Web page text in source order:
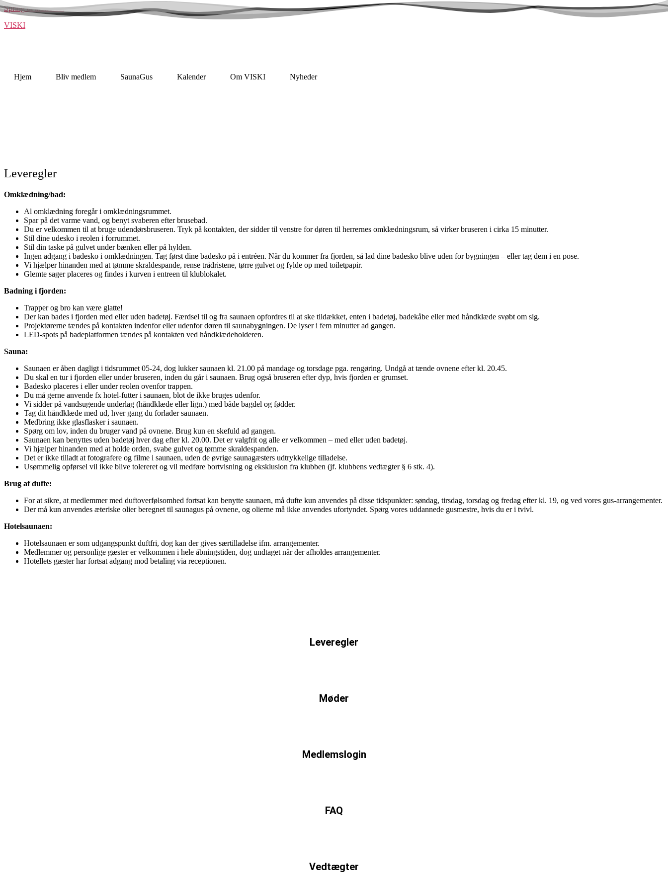
Spring til indholdet
VISKI
Hjem Bliv medlem SaunaGus Kalender Om VISKI Nyheder
Leveregler
Omklædning/bad:
Al omklædning foregår i omklædningsrummet.
Spar på det varme vand, og benyt svaberen efter brusebad.
Du er velkommen til at bruge udendørsbruseren. Tryk på kontakten, der sidder til venstre for døren til herrernes omklædningsrum, så virker bruseren i cirka 15 minutter.
Stil dine udesko i reolen i forrummet.
Stil din taske på gulvet under bænken eller på hylden.
Ingen adgang i badesko i omklædningen. Tag først dine badesko på i entréen. Når du kommer fra fjorden, så lad dine badesko blive uden for bygningen – eller tag dem i en pose.
Vi hjælper hinanden med at tømme skraldespande, rense trådristene, tørre gulvet og fylde op med toiletpapir.
Glemte sager placeres og findes i kurven i entreen til klublokalet.
Badning i fjorden:
Trapper og bro kan være glatte!
Der kan bades i fjorden med eller uden badetøj. Færdsel til og fra saunaen opfordres til at ske tildækket, enten i badetøj, badekåbe eller med håndklæde svøbt om sig.
Projektørerne tændes på kontakten indenfor eller udenfor døren til saunabygningen. De lyser i fem minutter ad gangen.
LED-spots på badeplatformen tændes på kontakten ved håndklædeholderen.
Sauna:
Saunaen er åben dagligt i tidsrummet 05-24, dog lukker saunaen kl. 21.00 på mandage og torsdage pga. rengøring. Undgå at tænde ovnene efter kl. 20.45.
Du skal en tur i fjorden eller under bruseren, inden du går i saunaen. Brug også bruseren efter dyp, hvis fjorden er grumset.
Badesko placeres i eller under reolen ovenfor trappen.
Du må gerne anvende fx hotel-futter i saunaen, blot de ikke bruges udenfor.
Vi sidder på vandsugende underlag (håndklæde eller lign.) med både bagdel og fødder.
Tag dit håndklæde med ud, hver gang du forlader saunaen.
Medbring ikke glasflasker i saunaen.
Spørg om lov, inden du bruger vand på ovnene. Brug kun en skefuld ad gangen.
Saunaen kan benyttes uden badetøj hver dag efter kl. 20.00. Det er valgfrit og alle er velkommen – med eller uden badetøj.
Vi hjælper hinanden med at holde orden, svabe gulvet og tømme skraldespanden.
Det er ikke tilladt at fotografere og filme i saunaen, uden de øvrige saunagæsters udtrykkelige tilladelse.
Usømmelig opførsel vil ikke blive tolereret og vil medføre bortvisning og eksklusion fra klubben (jf. klubbens vedtægter § 6 stk. 4).
Brug af dufte:
For at sikre, at medlemmer med duftoverfølsomhed fortsat kan benytte saunaen, må dufte kun anvendes på disse tidspunkter: søndag, tirsdag, torsdag og fredag efter kl. 19, og ved vores gus-arrangementer.
Der må kun anvendes æteriske olier beregnet til saunagus på ovnene, og olierne må ikke anvendes ufortyndet. Spørg vores uddannede gusmestre, hvis du er i tvivl.
Hotelsaunaen:
Hotelsaunaen er som udgangspunkt duftfri, dog kan der gives særtilladelse ifm. arrangementer.
Medlemmer og personlige gæster er velkommen i hele åbningstiden, dog undtaget når der afholdes arrangementer.
Hotellets gæster har fortsat adgang mod betaling via receptionen.
Leveregler
Møder
Medlemslogin
FAQ
Vedtægter